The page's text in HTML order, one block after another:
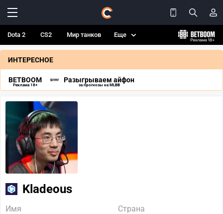
Dota 2 CS2 Мир танков Еще
ИНТЕРЕСНОЕ
BETBOOM
Реклама 18+
Разыгрываем айфон
за прогнозы на MLBB
Kladeous
Имя
Страна